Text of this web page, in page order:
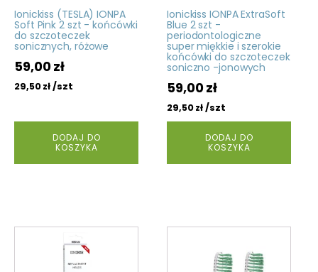
Ionickiss (TESLA) IONPA
Soft Pink 2 szt - końcówki
do szczoteczek
sonicznych, różowe
59,00zł
29,50zł/szt
DODAJ DO
KOSZYKA
Ionickiss IONPA ExtraSoft
Blue 2 szt -
periodontologiczne
super miękkie i szerokie
końcówki do szczoteczek
soniczno -jonowych
59,00zł
29,50zł/szt
DODAJ DO
KOSZYKA